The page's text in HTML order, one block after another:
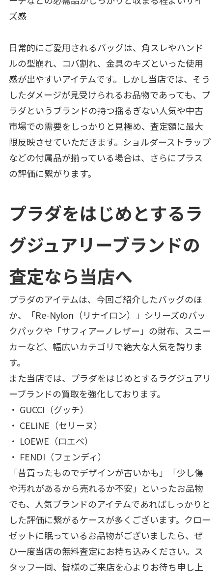
ズ感
日常的にご愛用されるバッグは、角スレやハンド
ルの型崩れ、コバ割れ、金具のキズといった使用
感が出やすいアイテムです。しかし当店では、そう
したダメージが見受けられるお品物であっても、プ
ラダというブランドの持つ揺るぎない人気や中古
市場での需要をしっかりと見極め、査定額に最大
限反映させていただきます。ショルダーストラップ
などの付属品が揃っている場合は、さらにプラス
の評価に繋がります。
プラダをはじめとするラ
グジュアリーブランドの
査定なら当店へ
プラダのアイテムは、今回ご紹介したバッグのほ
か、「Re-Nylon（リナイロン）」シリーズのバッ
クパックや「サフィアーノレザー」の財布、スニー
カーなど、幅広いカテゴリで絶大な人気を誇りま
す。
また当店では、プラダをはじめとするラグジュアリ
ーブランドの買取を強化しております。
・ GUCCI（グッチ）
・ CELINE（セリーヌ）
・ LOEWE（ロエベ）
・ FENDI（フェンディ）
「昔買ったものでデザインが古いかも」「少し傷
や汚れがあるから売れるか不安」といったお品物
でも、人気ブランドのアイテムであればしっかりと
した評価に繋がるケースが多くございます。クロー
ゼットに眠っているお品物がございましたら、ぜ
ひ一度当店の無料査定にお持ち込みください。ス
タッフ一同、皆様のご来店を心よりお待ち申し上